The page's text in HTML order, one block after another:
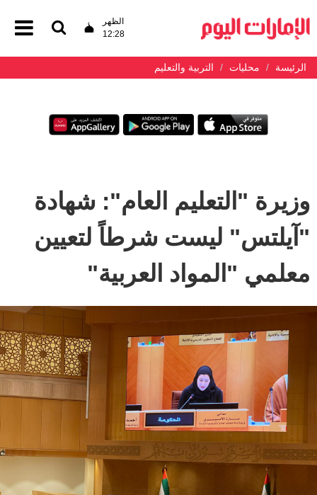
الظهر
12:28
الرئيسة محليات التربية والتعليم
وزيرة "التعليم العام": شهادة
"آيلتس" ليست شرطاً لتعيين
معلمي "المواد العربية"